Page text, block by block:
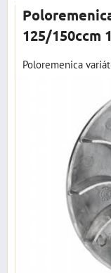
125/150ccm
Poloremenica